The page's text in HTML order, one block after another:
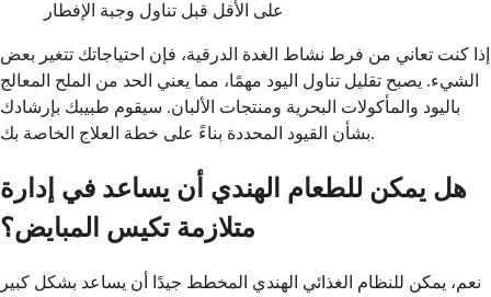
على الأقل قبل تناول وجبة الإفطار
إذا كنت تعاني من فرط نشاط الغدة الدرقية، فإن احتياجاتك تتغير بعض
الشيء. يصبح تقليل تناول اليود مهمًا، مما يعني الحد من الملح المعالج
باليود والمأكولات البحرية ومنتجات الألبان. سيقوم طبيبك بإرشادك
بشأن القيود المحددة بناءً على خطة العلاج الخاصة بك.
هل يمكن للطعام الهندي أن يساعد في إدارة
متلازمة تكيس المبايض؟
نعم، يمكن للنظام الغذائي الهندي المخطط جيدًا أن يساعد بشكل كبير